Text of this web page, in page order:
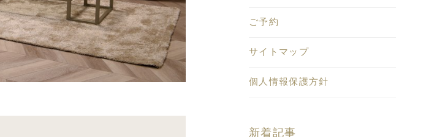
ご予約
サイトマップ
個人情報保護方針
新着記事